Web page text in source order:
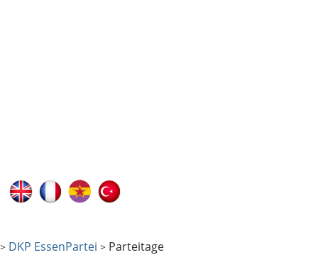
> DKP EssenPartei > Parteitage